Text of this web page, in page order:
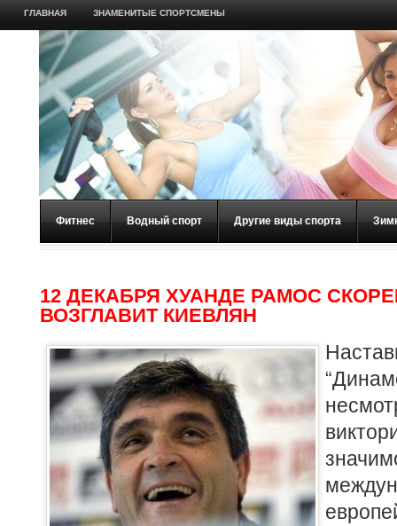
ГЛАВНАЯ ЗНАМЕНИТЫЕ СПОРТСМЕНЫ
Фитнес Водный спорт Другие виды спорта
12 ДЕКАБРЯ ХУАНДЕ РАМОС
ВОЗГЛАВИТ КИЕВЛЯН